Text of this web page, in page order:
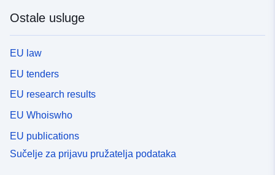
Ostale usluge
EU law
EU tenders
EU research results
EU Whoiswho
EU publications
Sučelje za prijavu pružatelja podataka